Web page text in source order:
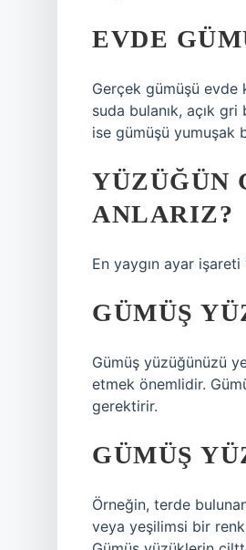
EVDE
Gerçek gümüşü
suda bulanık, açık
ise gümüşü yumuşak
YÜZÜĞÜN
ANLARIZ?
En yaygın ayar işareti
GÜMÜŞ
Gümüş yüzüğünüzü
etmek önemlidir.
gerektirir.
GÜMÜŞ
Örneğin, terde
veya yeşilimsi bir renk